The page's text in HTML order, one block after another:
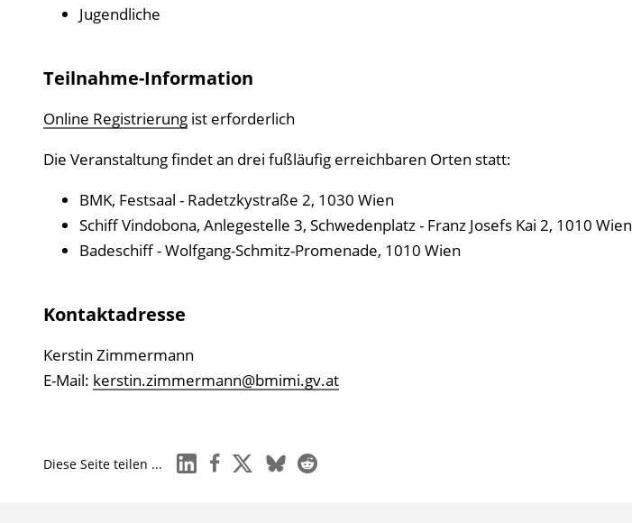
Jugendliche
Teilnahme-Information
Online Registrierungist erforderlich
Die Veranstaltung findet an drei fußläufig erreichbaren Orten statt:
BMK, Festsaal - Radetzkystraße 2, 1030 Wien
Schiff Vindobona, Anlegestelle 3, Schwedenplatz - Franz Josefs Kai 2, 1010 Wien
Badeschiff - Wolfgang-Schmitz-Promenade, 1010 Wien
Kontaktadresse
Kerstin Zimmermann
E-Mail: kerstin.zimmermann@bmimi.gv.at
Diese Seite teilen ... linkedinfacebook
x blueskyreddit